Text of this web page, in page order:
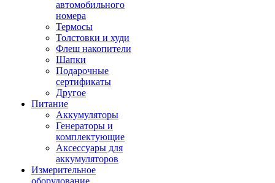
автомобильного
номера
Термосы
Толстовки и худи
Флеш накопители
Шапки
Подарочные
сертификаты
Другое
Питание
Аккумуляторы
Генераторы и
комплектующие
Аксессуары для
аккумуляторов
Измерительное
оборудование